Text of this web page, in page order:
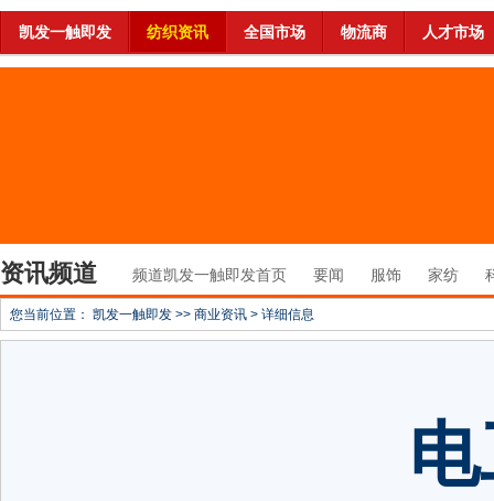
凯发一触即发 纺织资讯 全国市场 物流商 人才市场
资讯频道 频道凯发一触即发首页 要闻 服饰 家纺
您当前位置： 凯发一触即发 >> 商业资讯 > 详细信息